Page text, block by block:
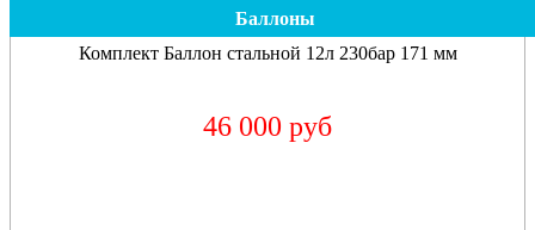
Баллоны
Комплект Баллон стальной 12л 230бар 171 мм
46 000 руб